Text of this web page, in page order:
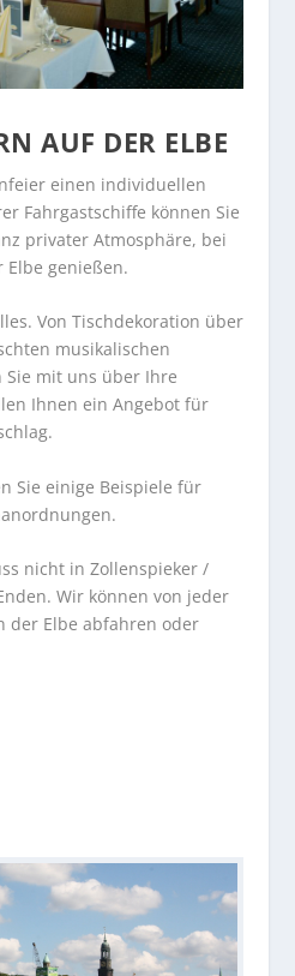
AUF DER ELBE
einen individuellen
Fahrgastschiffe können Sie
privater Atmosphäre, bei
genießen.
Von Tischdekoration über
musikalischen
Sie mit uns über Ihre
Ihnen ein Angebot für
Sie einige Beispiele für
nicht in Zollenspieker /
Wir können von jeder
der Elbe abfahren oder